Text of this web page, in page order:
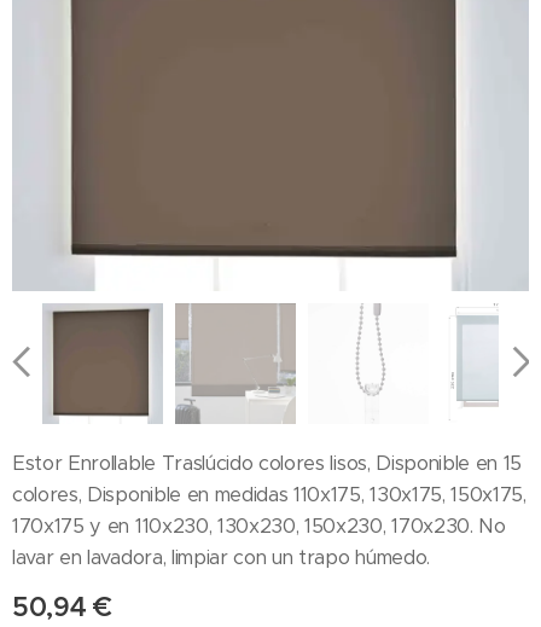
Estor Enrollable Traslúcido colores lisos, Disponible en 15
colores, Disponible en medidas 110x175, 130x175, 150x175,
170x175 y en 110x230, 130x230, 150x230, 170x230. No
lavar en lavadora, limpiar con un trapo húmedo.
50,94 €